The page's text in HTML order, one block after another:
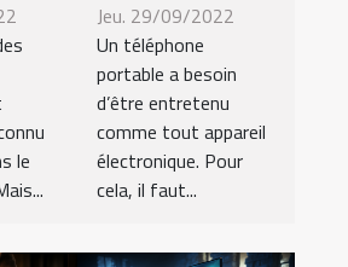
le
Jeu. 29/09/2022
Un téléphone
portable a besoin
d’être entretenu
comme tout appareil
électronique. Pour
cela, il faut...